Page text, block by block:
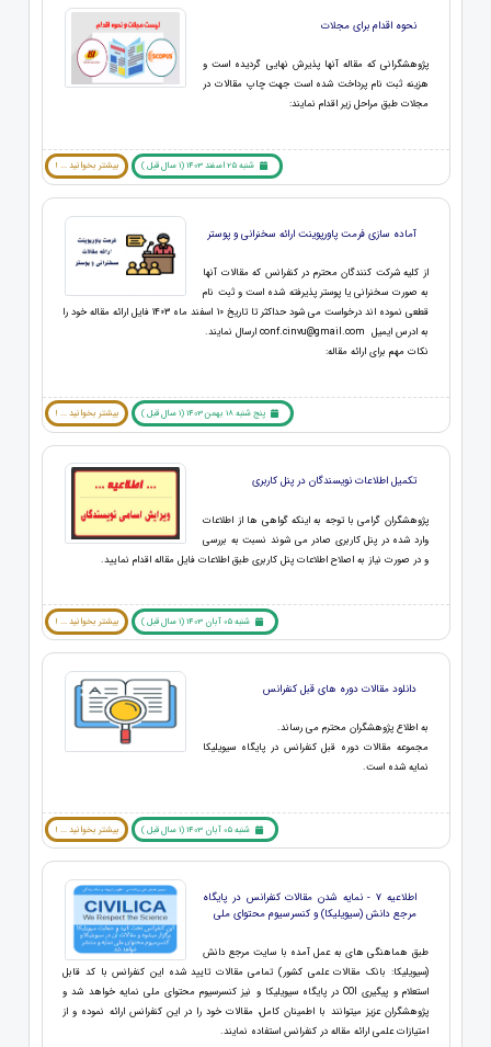
نحوه اقدام برای مجلات
پژوهشگرانی که مقاله آنها پذیرش نهایی گردیده است و
هزینه ثبت نام پرداخت شده است جهت چاپ مقالات در
مجلات طبق مراحل زیر اقدام نمایند:
شنبه 25 اسفند 1403 (1 سال قبل ) بیشتر بخوانید ... !
آماده سازی فرمت پاورپوینت ارائه سخنرانی و پوستر
از کلیه شرکت کنندگان محترم در کنفرانس که مقالات آنها
به صورت سخنرانی یا پوستر پذیرفته شده است و ثبت نام
قطعی نموده اند درخواست می شود حداکثر تا تاریخ 10 اسفند ماه 1403 فایل ارائه مقاله خود را
به ادرس ایمیل conf.cinvu@gmail.com ارسال نمایند.
نکات مهم برای ارائه مقاله:
پنج شنبه 18 بهمن 1403 (1 سال قبل ) بیشتر بخوانید ... !
تکمیل اطلاعات نویسندگان در پنل کاربری
پژوهشگران گرامی با توجه به اینکه گواهی ها از اطلاعات
وارد شده در پنل کاربری صادر می شوند نسبت به بررسی
و در صورت نیاز به اصلاح اطلاعات پنل کاربری طبق اطلاعات فایل مقاله اقدام نمایید.
شنبه 05 آبان 1403 (1 سال قبل ) بیشتر بخوانید ... !
دانلود مقالات دوره های قبل کنفرانس
به اطلاع پژوهشگران محترم می رساند.
مجموعه مقالات دوره قبل کنفرانس در پایگاه سیویلیکا
نمایه شده است.
شنبه 05 آبان 1403 (1 سال قبل ) بیشتر بخوانید ... !
اطلاعیه 7 - نمایه شدن مقالات کنفرانس در پایگاه
مرجع دانش (سیویلیکا) و کنسرسیوم محتوای ملی
طبق هماهنگی های به عمل آمده با سایت مرجع دانش
(سیویلیکا: بانک مقالات علمی کشور) تمامی مقالات تایید شده این کنفرانس با کد قابل
استعلام و پیگیری COI در پایگاه سیویلیکا و نیز کنسرسیوم محتوای ملی نمایه خواهد شد و
پژوهشگران عزیز می­توانند با اطمینان کامل، مقالات خود را در این کنفرانس ارائه نموده و از
امتیازات علمی ارائه مقاله در کنفرانس استفاده نمایند.